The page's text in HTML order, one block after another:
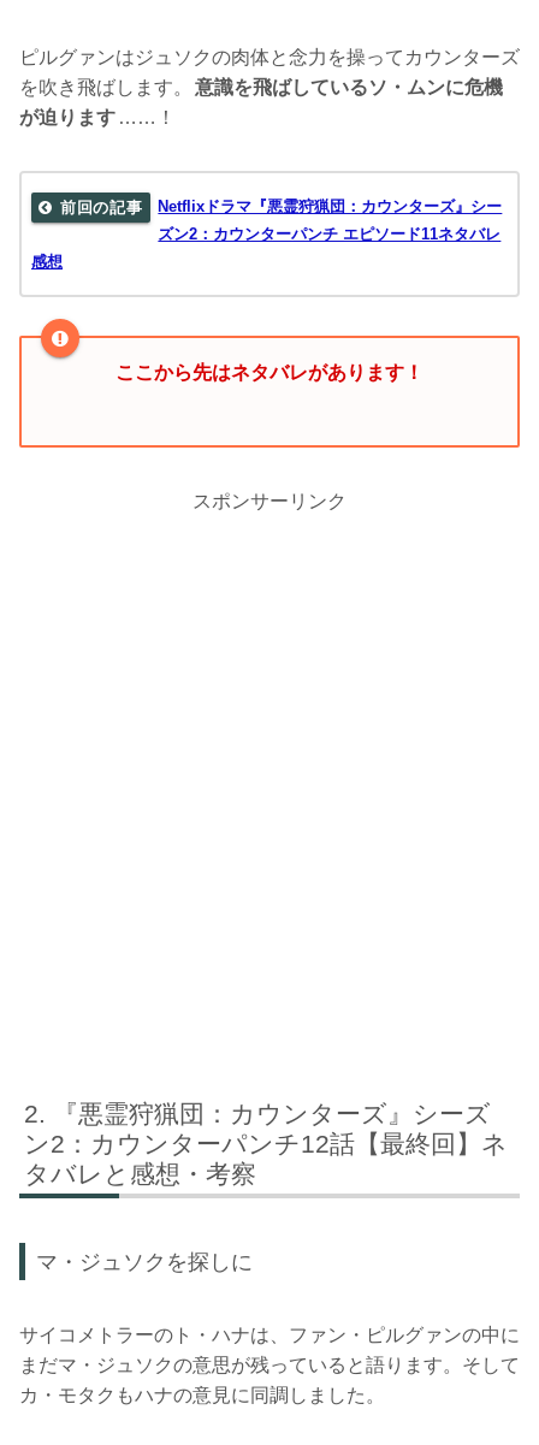
ピルグァンはジュソクの肉体と念力を操ってカウンターズ
を吹き飛ばします。
意識を飛ばしているソ・ムンに危機
が迫ります ……！
Netflixドラマ『悪霊狩猟団：カウンターズ』シー
ズン2：カウンターパンチ エピソード11ネタバレ
感想
ここから先はネタバレがあります！
スポンサーリンク
『悪霊狩猟団：カウンターズ』シーズ
ン2：カウンターパンチ12話【最終回】ネ
タバレと感想・考察
マ・ジュソクを探しに
サイコメトラーのト・ハナは、ファン・ピルグァンの中に
まだマ・ジュソクの意思が残っていると語ります。そして
カ・モタクもハナの意見に同調しました。